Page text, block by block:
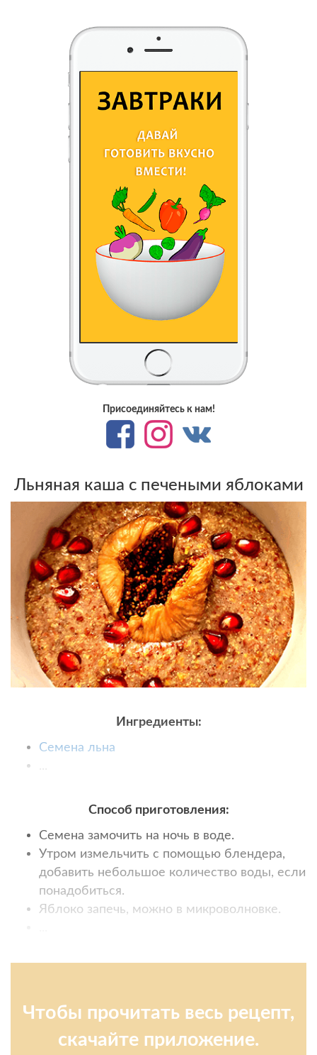
Присоединяйтесь к нам!
Льняная каша с печеными яблоками
Ингредиенты:
Семена льна
Способ приготовления:
Семена замочить на ночь в воде.
Утром измельчить с помощью блендера,
добавить небольшое количество воды, если
понадобиться.
Яблоко запечь, можно в микроволновке.
Чтобы прочитать весь рецепт,
скачайте приложение.